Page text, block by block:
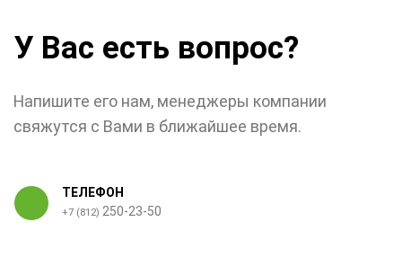
У Вас есть вопрос?
Напишите его нам, менеджеры компании
свяжутся с Вами в ближайшее время.
ТЕЛЕФОН
+7 (812) 250-23-50